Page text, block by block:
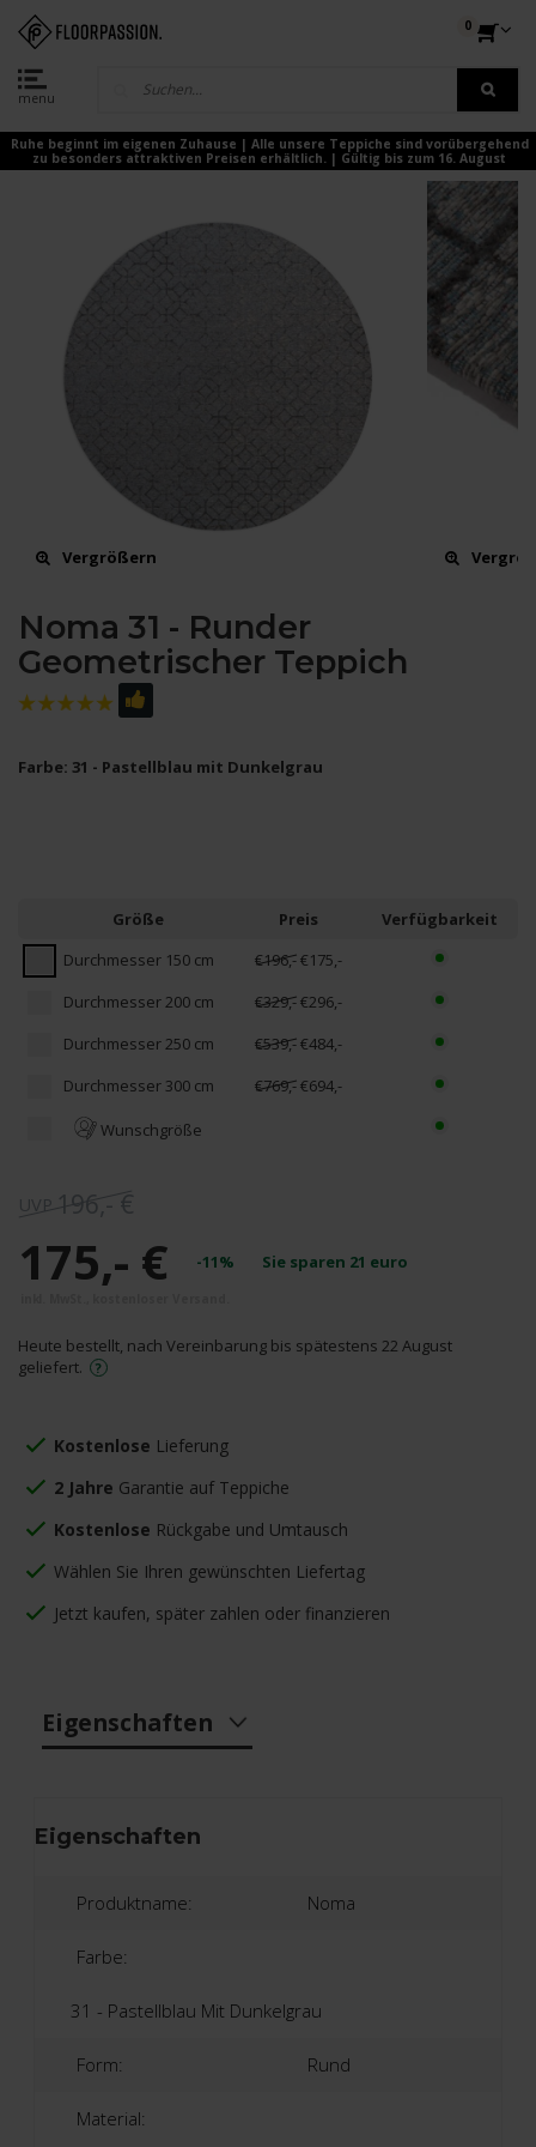
menu
0
Ruhe beginnt im eigenen Zuhause | Alle unsere Teppiche sind vorübergehend
zu besonders attraktiven Preisen erhältlich. | Gültig bis zum 16. August
Vergrößern
Noma 31 - Runder
Geometrischer Teppich
Farbe: 31 - Pastellblau mit Dunkelgrau
Größe Preis
Verfügbarkeit
Durchmesser 150 cm
€196,-€175,-
Durchmesser 200 cm
€329,-€296,-
Durchmesser 250 cm
€539,-€484,-
Durchmesser 300 cm
€769,-€694,-
Wunschgröße
196,- €
175,- € -11% Sie sparen 21 euro
Heute bestellt, nach Vereinbarung bis spätestens 22 August
geliefert.
Kostenlose Lieferung
2 Jahre Garantie auf Teppiche
Kostenlose Rückgabe und Umtausch
Wählen Sie Ihren gewünschten Liefertag
Jetzt kaufen, später zahlen oder finanzieren
Eigenschaften
Eigenschaften
Produktname: Noma
Farbe:
31 - Pastellblau Mit Dunkelgrau
Form: Rund
Material: